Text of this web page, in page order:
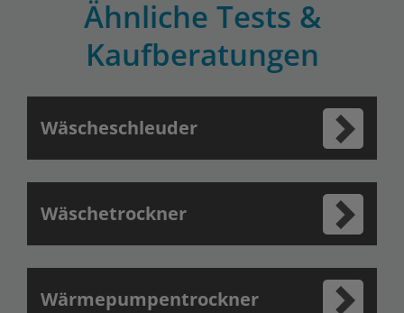
Ähnliche Tests &
Kaufberatungen
Wäscheschleuder
Wäschetrockner
Wärmepumpentrockner